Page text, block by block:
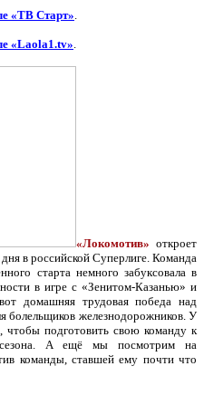
«ТВ Старт».
«Laola1.tv».
«Локомотив» откроет
в российской Суперлиге. Команда
старта немного забуксовала в
в игре с «Зенитом-Казанью» и
домашняя трудовая победа над
болельщиков железнодорожников. У
чтобы подготовить свою команду к
сезона. А ещё мы посмотрим на
команды, ставшей ему почти что